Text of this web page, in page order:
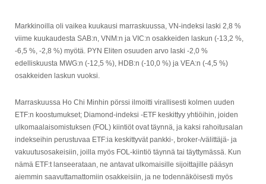
Markkinoilla oli vaikea kuukausi marraskuussa, VN-indeksi laski 2,8 %
viime kuukaudesta SAB:n, VNM:n ja VIC:n osakkeiden laskun (-13,2 %,
-6,5 %, -2,8 %) myötä. PYN Eliten osuuden arvo laski -2,0 %
edelliskuusta MWG:n (-12,5 %), HDB:n (-10,0 %) ja VEA:n (-4,5 %)
osakkeiden laskun vuoksi.
Marraskuussa Ho Chi Minhin pörssi ilmoitti virallisesti kolmen uuden
ETF:n koostumukset; Diamond-indeksi -ETF keskittyy yhtiöihin, joiden
ulkomaalaisomistuksen (FOL) kiintiöt ovat täynnä, ja kaksi rahoitusalan
indekseihin perustuvaa ETF:ia keskittyvät pankki-, broker-/välittäjä- ja
vakuutusosakeisiin, joilla myös FOL-kiintiö täynnä tai täyttymässä. Kun
nämä ETF:t lanseerataan, ne antavat ulkomaisille sijoittajille pääsyn
aiemmin saavuttamattomiin osakkeisiin, ja ne todennäköisesti myös